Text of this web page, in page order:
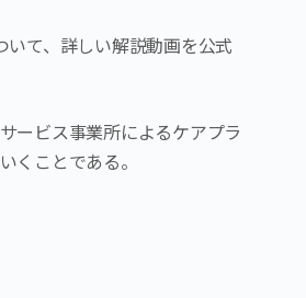
て、詳しい解説動画を公式
ービス事業所によるケアプラ
くことである。